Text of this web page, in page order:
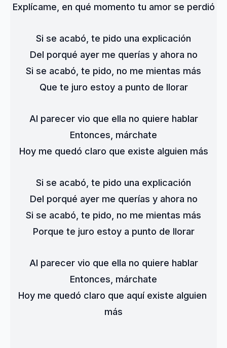
Explícame, en qué momento tu amor se perdió
Si se acabó, te pido una explicación
Del porqué ayer me querías y ahora no
Si se acabó, te pido, no me mientas más
Que te juro estoy a punto de llorar
Al parecer vio que ella no quiere hablar
Entonces, márchate
Hoy me quedó claro que existe alguien más
Si se acabó, te pido una explicación
Del porqué ayer me querías y ahora no
Si se acabó, te pido, no me mientas más
Porque te juro estoy a punto de llorar
Al parecer vio que ella no quiere hablar
Entonces, márchate
Hoy me quedó claro que aquí existe alguien
más